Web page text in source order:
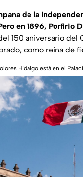
de la
en 1896, Porfirio
150 aniversario del
como reina de
Hidalgo está en el